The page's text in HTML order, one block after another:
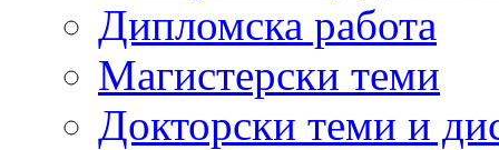
Дипломска работа
Магистерски теми
Докторски теми и